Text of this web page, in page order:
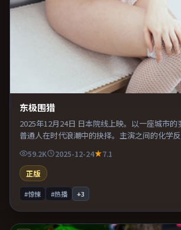
东极围猎
2025年12月24日 日本院线上映。以一座城市的
普通人在时代浪潮中的抉择。主演之间的化学
戏张力贯穿全片。推荐给偏爱群像戏与命运母题
59.2K 2025-12-24
7.1
正版
#惊悚 #热播 +3